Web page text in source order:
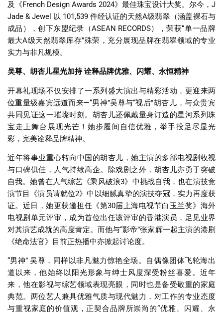
及《French Design Awards 2024》最佳珠宝设计大奖。尔今， J
Jade & Jewel 以 101,539 件经认证的天然A级翡翠（涵盖裸石与
成品），创下东盟纪录（ASEAN RECORDS），荣获“单一品牌
最大A级天然翡翠库存”殊荣，充分展现品牌在翡翠领域的专业
实力与非凡规模。
吴尊、胡杏儿星光加持 诠释品牌优雅、闪耀、永恒精神
开幕礼现场不仅安排了一系列盛大演出与精彩活动，更迎来两
位重量级嘉宾远道而来—“男神”吴尊与“视后”胡杏儿，与众贵宾
共同见证这一璀璨时刻。胡杏儿还佩戴量身订造的星河系列珠
宝走上舞台展现光芒！她步履间自信优雅，举手投足尽显光
彩，完美诠释品牌精神。
近年将事业重心转向中国的胡杏儿，她主演的多部电视剧收视
与口碑俱佳，人气持续高企。除戏剧之外，胡杏儿亦勇于突破
自我。她曾在人气综艺《乘风破浪3》中挑战自我，也在演技竞
演节目《演员请就位2》中以细腻真挚的演技夺冠，实力再度获
证。近日，她更获邀担任《第30届上海电视节白玉兰奖》海外
电视剧单元评审，成为首位出任该评审的香港演员，足见业界
对其演艺成就的高度肯定。而他与“影帝”张家辉一起主演的港剧
《绝命法官》目前正热播中亦掀起讨论度。
“男神” 吴尊，同样以非凡魅力惊艳全场。自偶像团体飞轮海出
道以来，他始终以阳光形象与绅士风度深受粉丝喜爱。近年
来，他在影视与综艺领域表现亮眼，同时也是备受敬重的家庭
典范。两位艺人兼具优雅气质与现代魅力，对工作的专业态度
与重视家庭的价值观，正契合品牌所崇尚的“优雅、闪耀、永